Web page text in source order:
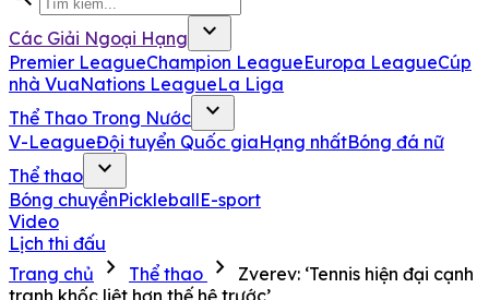
Các Giải Ngoại Hạng expand_more
Premier LeagueChampion LeagueEuropa LeagueCúp
nhà VuaNations LeagueLa Liga
Thể Thao Trong Nước
expand_more
V-LeagueĐội tuyển Quốc giaHạng nhấtBóng đá nữ
Thể thao
expand_more
Bóng chuyềnPickleballE-sport
Video
Lịch thi đấu
Trang chủ
chevron_right Thể thao chevron_right
Zverev: ‘Tennis hiện đại cạnh
tranh khốc liệt hơn thế hệ trước’